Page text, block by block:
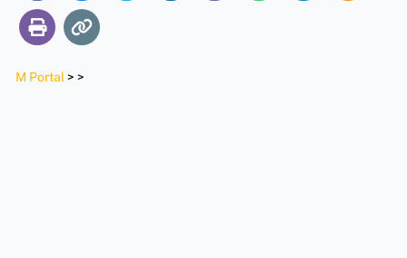
M Portal > >